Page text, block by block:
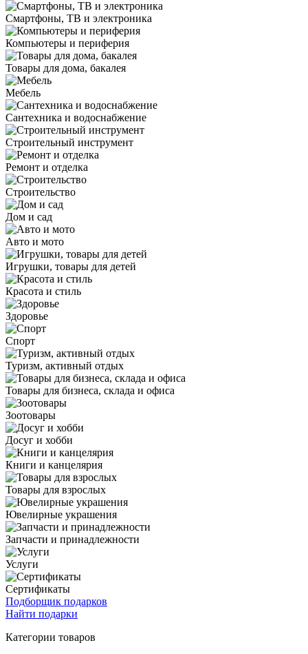
Смартфоны, ТВ и электроника
Компьютеры и периферия
Товары для дома, бакалея
Мебель
Сантехника и водоснабжение
Строительный инструмент
Ремонт и отделка
Строительство
Дом и сад
Авто и мото
Игрушки, товары для детей
Красота и стиль
Здоровье
Спорт
Туризм, активный отдых
Товары для бизнеса, склада и офиса
Зоотовары
Досуг и хобби
Книги и канцелярия
Товары для взрослых
Ювелирные украшения
Запчасти и принадлежности
Услуги
Сертификаты
Подборщик подарков
Найти подарки
Категории товаров